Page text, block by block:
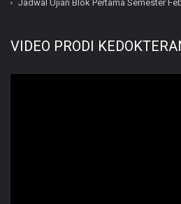
Jadwal Ujian Blok Pertama Semester
VIDEO PRODI